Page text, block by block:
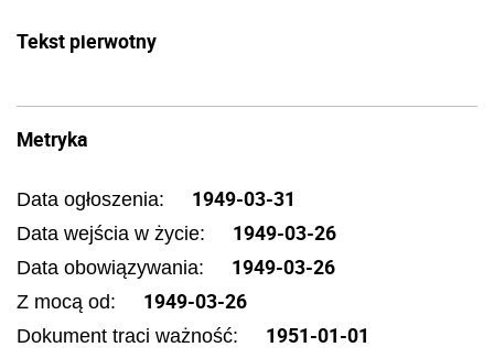
Tekst pierwotny
Metryka
Data ogłoszenia: 1949-03-31
Data wejścia w życie: 1949-03-26
Data obowiązywania: 1949-03-26
Z mocą od: 1949-03-26
Dokument traci ważność: 1951-01-01